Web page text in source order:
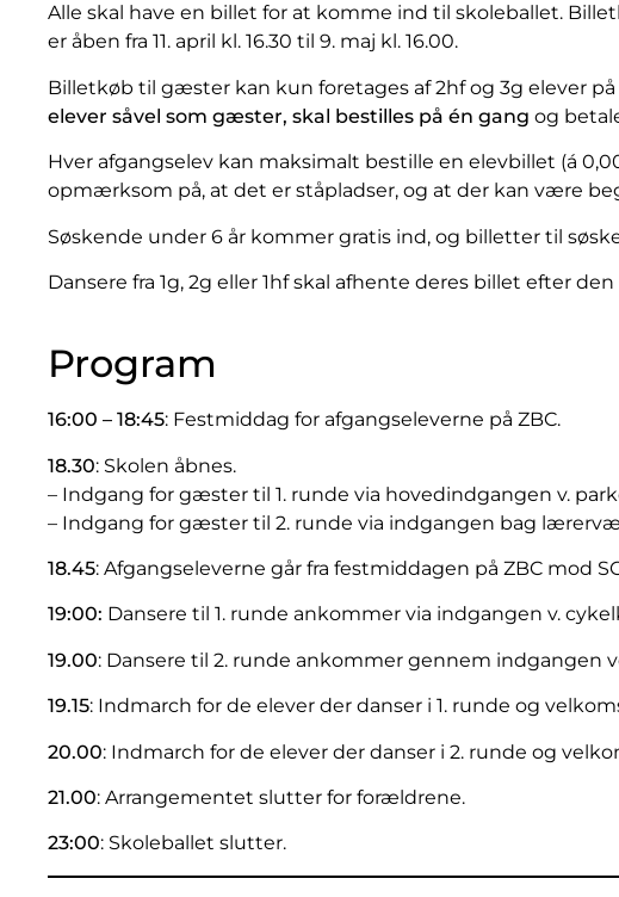
Alle skal have en billet for at komme ind til skoleballet.
er åben fra 11. april kl. 16.30 til 9. maj kl. 16.00.
Billetkøb til gæster kan kun foretages af 2hf og 3g elever på
elever såvel som gæster, skal bestilles på én gang og
Hver afgangselev kan maksimalt bestille en elevbillet (á
opmærksom på, at det er ståpladser, og at der kan være
Søskende under 6 år kommer gratis ind, og billetter til
Dansere fra 1g, 2g eller 1hf skal afhente deres billet efter
Program
16:00 – 18:45: Festmiddag for afgangseleverne på ZBC.
18.30: Skolen åbnes.
– Indgang for gæster til 1. runde via hovedindgangen v.
– Indgang for gæster til 2. runde via indgangen bag
18.45: Afgangseleverne går fra festmiddagen på ZBC mod
19:00: Dansere til 1. runde ankommer via indgangen v.
19.00: Dansere til 2. runde ankommer gennem indgangen
19.15: Indmarch for de elever der danser i 1. runde og
20.00: Indmarch for de elever der danser i 2. runde og
21.00: Arrangementet slutter for forældrene.
23:00: Skoleballet slutter.